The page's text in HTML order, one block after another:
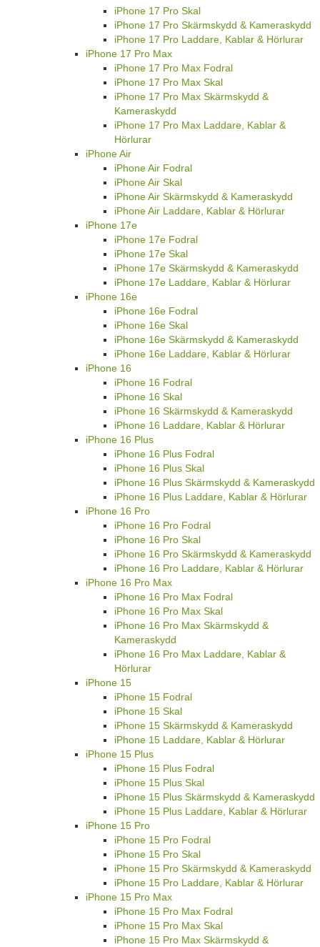
iPhone 17 Pro Skal
iPhone 17 Pro Skärmskydd & Kameraskydd
iPhone 17 Pro Laddare, Kablar & Hörlurar
iPhone 17 Pro Max
iPhone 17 Pro Max Fodral
iPhone 17 Pro Max Skal
iPhone 17 Pro Max Skärmskydd &
Kameraskydd
iPhone 17 Pro Max Laddare, Kablar &
Hörlurar
iPhone Air
iPhone Air Fodral
iPhone Air Skal
iPhone Air Skärmskydd & Kameraskydd
iPhone Air Laddare, Kablar & Hörlurar
iPhone 17e
iPhone 17e Fodral
iPhone 17e Skal
iPhone 17e Skärmskydd & Kameraskydd
iPhone 17e Laddare, Kablar & Hörlurar
iPhone 16e
iPhone 16e Fodral
iPhone 16e Skal
iPhone 16e Skärmskydd & Kameraskydd
iPhone 16e Laddare, Kablar & Hörlurar
iPhone 16
iPhone 16 Fodral
iPhone 16 Skal
iPhone 16 Skärmskydd & Kameraskydd
iPhone 16 Laddare, Kablar & Hörlurar
iPhone 16 Plus
iPhone 16 Plus Fodral
iPhone 16 Plus Skal
iPhone 16 Plus Skärmskydd & Kameraskydd
iPhone 16 Plus Laddare, Kablar & Hörlurar
iPhone 16 Pro
iPhone 16 Pro Fodral
iPhone 16 Pro Skal
iPhone 16 Pro Skärmskydd & Kameraskydd
iPhone 16 Pro Laddare, Kablar & Hörlurar
iPhone 16 Pro Max
iPhone 16 Pro Max Fodral
iPhone 16 Pro Max Skal
iPhone 16 Pro Max Skärmskydd &
Kameraskydd
iPhone 16 Pro Max Laddare, Kablar &
Hörlurar
iPhone 15
iPhone 15 Fodral
iPhone 15 Skal
iPhone 15 Skärmskydd & Kameraskydd
iPhone 15 Laddare, Kablar & Hörlurar
iPhone 15 Plus
iPhone 15 Plus Fodral
iPhone 15 Plus Skal
iPhone 15 Plus Skärmskydd & Kameraskydd
iPhone 15 Plus Laddare, Kablar & Hörlurar
iPhone 15 Pro
iPhone 15 Pro Fodral
iPhone 15 Pro Skal
iPhone 15 Pro Skärmskydd & Kameraskydd
iPhone 15 Pro Laddare, Kablar & Hörlurar
iPhone 15 Pro Max
iPhone 15 Pro Max Fodral
iPhone 15 Pro Max Skal
iPhone 15 Pro Max Skärmskydd &